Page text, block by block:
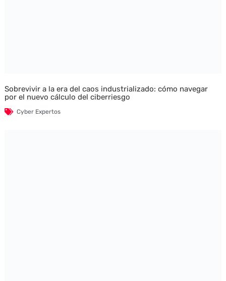
Sobrevivir a la era del caos industrializado: cómo navegar
por el nuevo cálculo del ciberriesgo
Cyber Expertos